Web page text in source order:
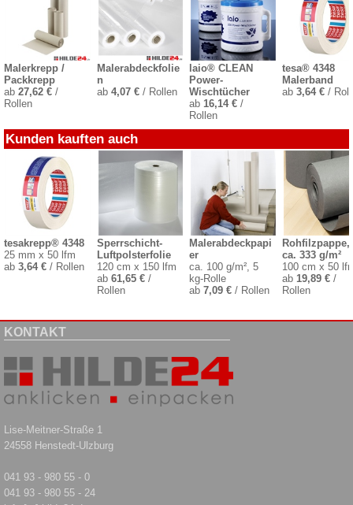
Malerkrepp /
Packkrepp
ab 27,62 € /
Rollen
Malerabdeckfolie
n
ab 4,07 €/ Rollen
laio® CLEAN
Power-
Wischtücher
ab16,14 € /
Rollen
tesa® 4348
Malerband
ab 3,64 €/
Kunden kauften auch
tesakrepp® 4348
25 mm x 50 lfm
ab 3,64 € / Rollen
Sperrschicht-
Luftpolsterfolie
120 cm x 150 lfm
ab 61,65 €/
Rollen
Malerabdeckpapi
er
ca. 100 g/m², 5
kg-Rolle
ab7,09 € / Rollen
Rohfilzpappe,
ca. 333 g/m²
100 cm x 50
ab 19,89 €/
Rollen
KONTAKT
Lise-Meitner-Straße 1
24558 Henstedt-Ulzburg
041 93 - 980 55 - 0
041 93 - 980 55 - 24